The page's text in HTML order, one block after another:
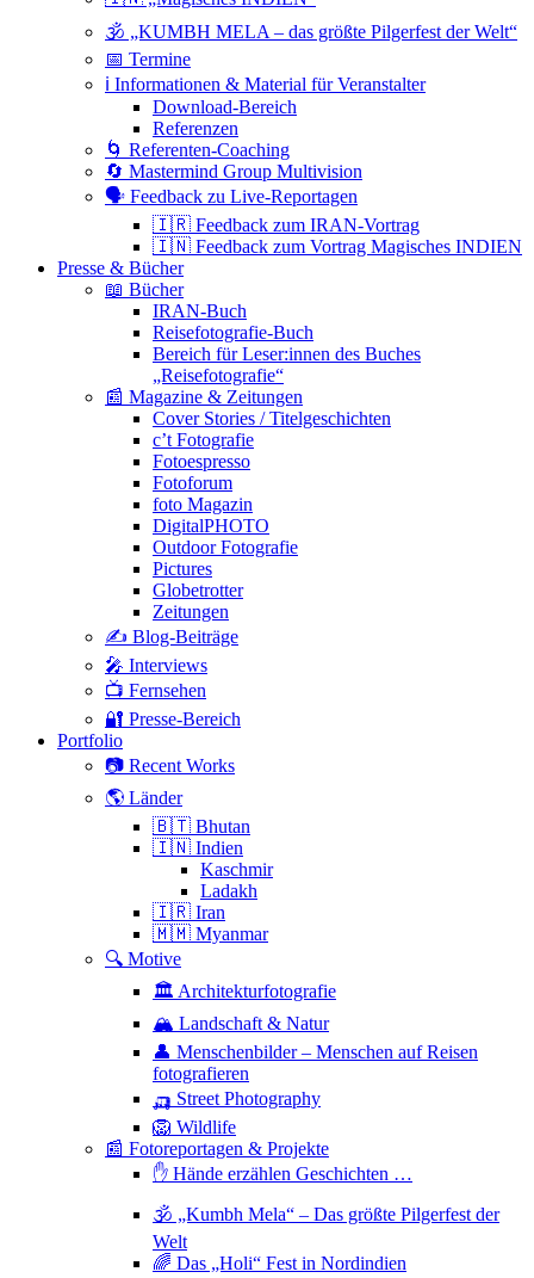
🕉 „KUMBH MELA – das größte Pilgerfest der Welt“
📅 Termine
ℹ️ Informationen & Material für Veranstalter
Download-Bereich
Referenzen
🌀 Referenten-Coaching
🔄 Mastermind Group Multivision
🗣 Feedback zu Live-Reportagen
🇮🇷 Feedback zum IRAN-Vortrag
🇮🇳 Feedback zum Vortrag Magisches INDIEN
Presse & Bücher
📖 Bücher
IRAN-Buch
Reisefotografie-Buch
Bereich für Leser:innen des Buches
„Reisefotografie“
📰 Magazine & Zeitungen
Cover Stories / Titelgeschichten
c’t Fotografie
Fotoespresso
Fotoforum
foto Magazin
DigitalPHOTO
Outdoor Fotografie
Pictures
Globetrotter
Zeitungen
✍️ Blog-Beiträge
🎤 Interviews
📺 Fernsehen
🔐 Presse-Bereich
Portfolio
📷 Recent Works
🌎 Länder
🇧🇹 Bhutan
🇮🇳 Indien
Kaschmir
Ladakh
🇮🇷 Iran
🇲🇲 Myanmar
🔍 Motive
🏛 Architekturfotografie
🏔 Landschaft & Natur
👤 Menschenbilder – Menschen auf Reisen
fotografieren
🛺 Street Photography
🦁 Wildlife
📰 Fotoreportagen & Projekte
✋ Hände erzählen Geschichten …
🕉 „Kumbh Mela“ – Das größte Pilgerfest der
Welt
🌈 Das „Holi“ Fest in Nordindien